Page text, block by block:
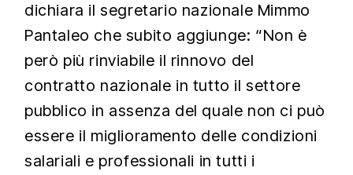
dichiara il segretario nazionale Mimmo
Pantaleo che subito aggiunge: “Non è
però più rinviabile il rinnovo del
contratto nazionale in tutto il settore
pubblico in assenza del quale non ci può
essere il miglioramento delle condizioni
salariali e professionali in tutti i